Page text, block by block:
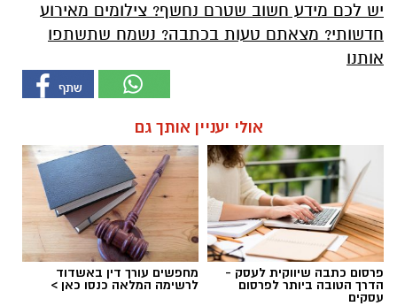
יש לכם מידע חשוב שטרם נחשף? צילומים מאירוע
חדשותי? מצאתם טעות בכתבה? נשמח שתשתפו
אותנו
אולי יעניין אותך גם
פרסום כתבה שיווקית לעסק -
הדרך הטובה ביותר לפרסום
עסקים
מחפשים עורך דין באשדוד
לרשימה המלאה כנסו כאן >